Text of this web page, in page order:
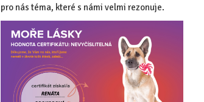
pro nás téma, které s námi velmi rezonuje.